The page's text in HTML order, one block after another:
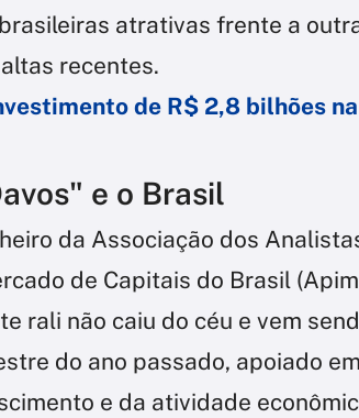
atrativas frente a
recentes.
de R$ 2,8 bilhões
e o Brasil
da Associação dos
de Capitais do Brasil
rali não caiu do céu e vem
do ano passado, apoiado
e da atividade